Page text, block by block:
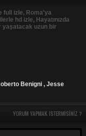
full izle, Roma'ya
hd izle, Hayatınızda
yaşatacak uzun bir
Benigni , Jesse
YORUM YAPMAK ISTERMISINIZ ?